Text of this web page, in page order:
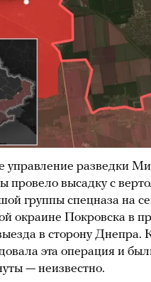
управление разведки
провело высадку с
группы спецназа на
окраине Покровска в
в сторону Днепра.
эта операция и
— неизвестно.